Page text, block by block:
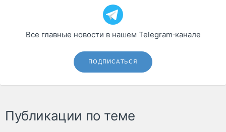
Все главные новости в нашем Telegram‑канале
ПОДПИСАТЬСЯ
Публикации по теме